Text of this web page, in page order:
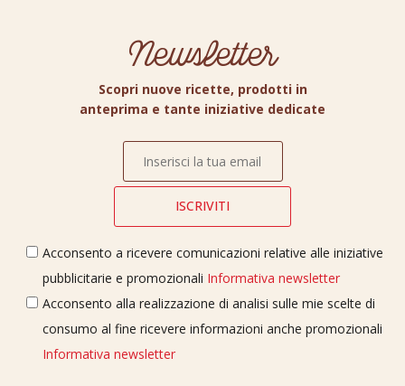
Newsletter
Scopri nuove ricette, prodotti in
anteprima e tante iniziative dedicate
Acconsento a ricevere comunicazioni relative alle iniziative
pubblicitarie e promozionali Informativa newsletter
Acconsento alla realizzazione di analisi sulle mie scelte di
consumo al fine ricevere informazioni anche promozionali
Informativa newsletter